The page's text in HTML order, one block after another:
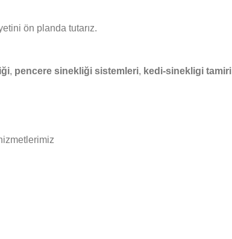
ön planda tutarız.
, pencere sinekliği sistemleri, kedi-sinekligi tamiri